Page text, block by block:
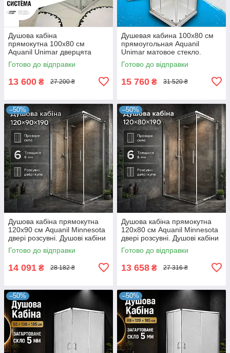
Душова кабіна
прямокутна 100х80 см
Aquanil Unimar дверцята
розсувні
Готово до відправки
13 600 ₴ 27 200 ₴
Душевая кабина 100х80 см
прямоугольная Aquanil
Unimar матовое стекло.
Душевые кабины 100х80 см
Готово до відправки
15 760 ₴ 31 520 ₴
–50%
Душова кабіна прямокутна
120х90 см Aquanil Minnesota
двері розсувні. Душові кабіни
120 90 см
Готово до відправки
14 091 ₴ 28 182 ₴
–50%
Душова кабіна прямокутна
120x80 см Aquanil Minnesota
двері розсувні. Душові кабіни
120x80 см
Готово до відправки
13 658 ₴ 27 316 ₴
–50% –50%